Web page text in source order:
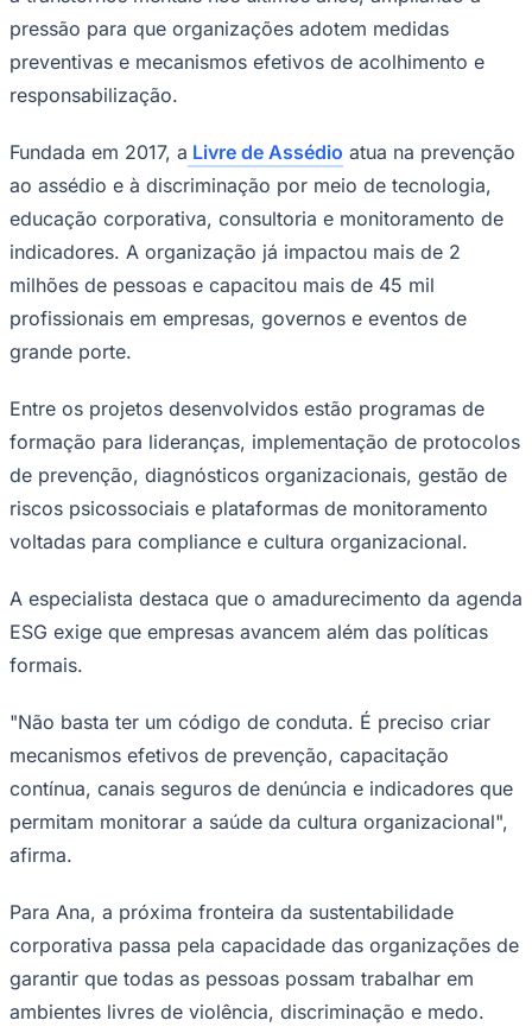
Corinthians
Palmeiras
pressão para que organizações adotem medidas
preventivas e mecanismos efetivos de acolhimento e
responsabilização.
Fundada em 2017, a Livre de Assédio atua na prevenção
ao assédio e à discriminação por meio de tecnologia,
educação corporativa, consultoria e monitoramento de
indicadores. A organização já impactou mais de 2
milhões de pessoas e capacitou mais de 45 mil
profissionais em empresas, governos e eventos de
grande porte.
Entre os projetos desenvolvidos estão programas de
formação para lideranças, implementação de protocolos
de prevenção, diagnósticos organizacionais, gestão de
riscos psicossociais e plataformas de monitoramento
voltadas para compliance e cultura organizacional.
A especialista destaca que o amadurecimento da agenda
ESG exige que empresas avancem além das políticas
formais.
"Não basta ter um código de conduta. É preciso criar
mecanismos efetivos de prevenção, capacitação
contínua, canais seguros de denúncia e indicadores que
permitam monitorar a saúde da cultura organizacional",
afirma.
Para Ana, a próxima fronteira da sustentabilidade
corporativa passa pela capacidade das organizações de
garantir que todas as pessoas possam trabalhar em
ambientes livres de violência, discriminação e medo.